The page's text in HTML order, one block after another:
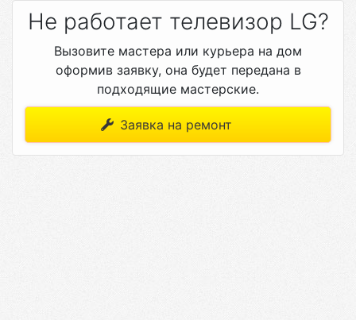
Не работает телевизор LG?
Вызовите мастера или курьера на дом
оформив заявку, она будет передана в
подходящие мастерские.
Заявка на ремонт